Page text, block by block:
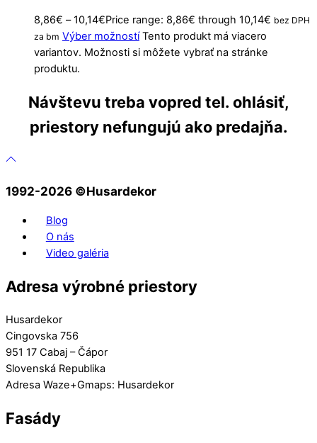
8,86€ – 10,14€Price range: 8,86€ through 10,14€ bez DPH
za bm Výber možností Tento produkt má viacero
variantov. Možnosti si môžete vybrať na stránke
produktu.
Návštevu treba vopred tel. ohlásiť,
priestory nefungujú ako predajňa.
1992-2026 ©️Husardekor
Blog
O nás
Video galéria
Adresa výrobné priestory
Husardekor
Cingovska 756
951 17 Cabaj – Čápor
Slovenská Republika
Adresa Waze+Gmaps: Husardekor
Fasády